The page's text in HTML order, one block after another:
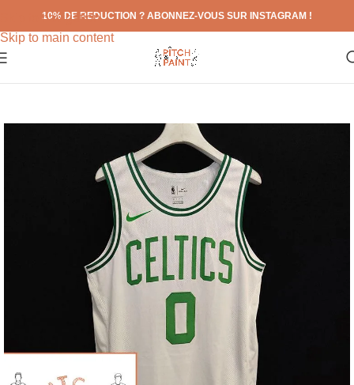
Skip to navigation
Skip to main content
10% DE REDUCTION ? ABONNEZ-VOUS SUR INSTAGRAM !